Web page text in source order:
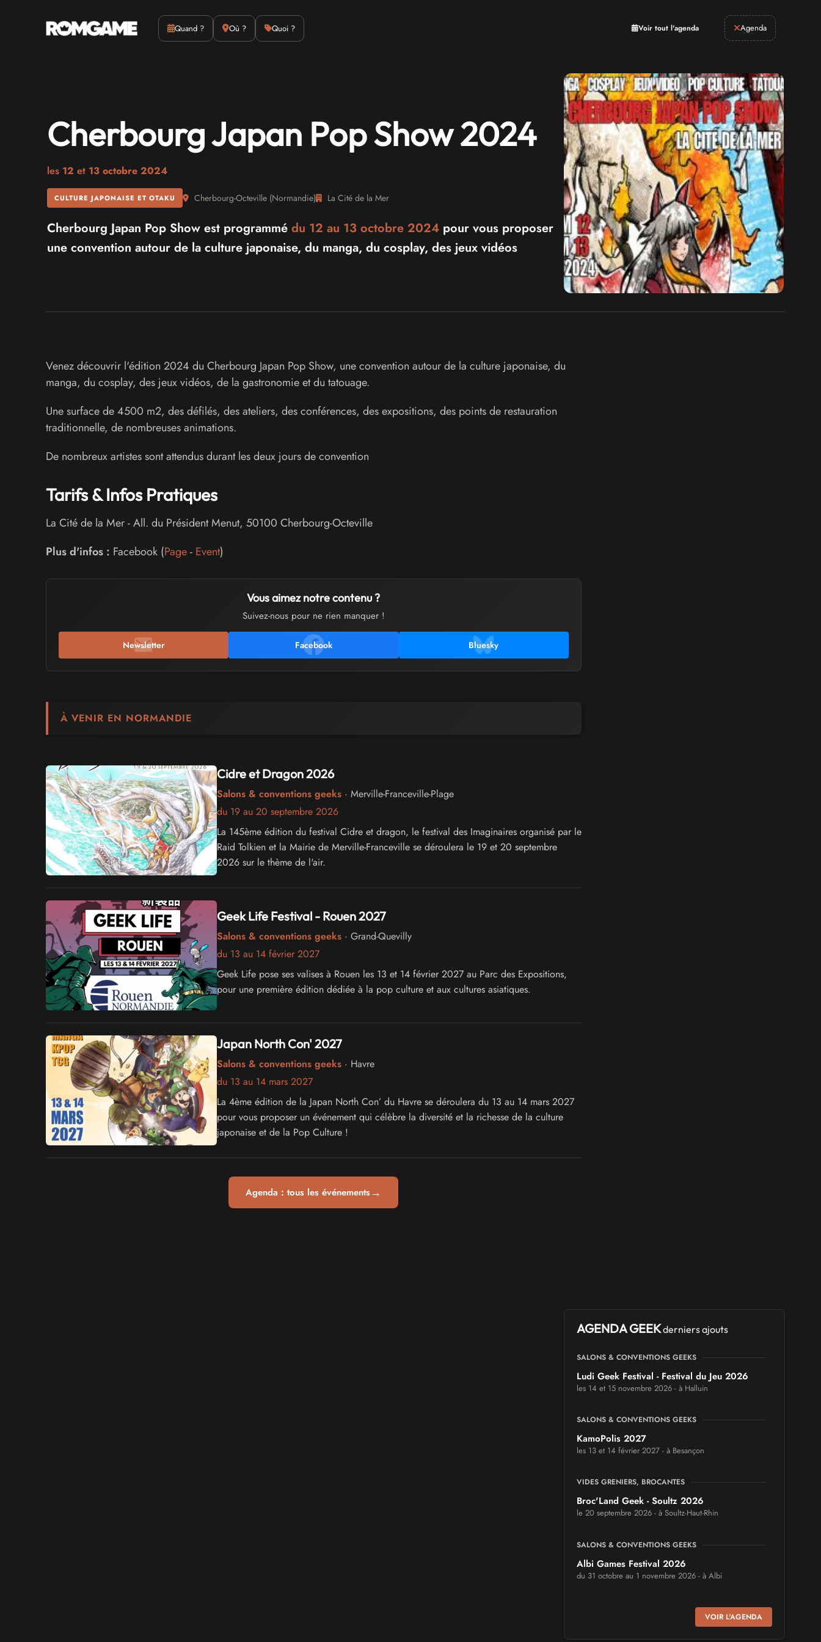
Quand ? Où ? Quoi ? Voir tout l'agenda
Actus Culture Emulation Agenda
Cherbourg Japan Pop Show 2024
les 12 et 13 octobre 2024
CULTURE JAPONAISE ET OTAKU Cherbourg-Octeville(Normandie) La Cité de la Mer
Cherbourg Japan Pop Show est programmé du 12 au 13 octobre 2024pour vous proposer
une convention autour de la culture japonaise, du manga, du cosplay, des jeux vidéos
Venez découvrir l'édition 2024 du Cherbourg Japan Pop Show, une convention autour de la culture japonaise, du
manga, du cosplay, des jeux vidéos, de la gastronomie et du tatouage.
Une surface de 4500 m2, des défilés, des ateliers, des conférences, des expositions, des points de restauration
traditionnelle, de nombreuses animations.
De nombreux artistes sont attendus durant les deux jours de convention
Tarifs & Infos Pratiques
La Cité de la Mer-All. du Président Menut, 50100 Cherbourg-Octeville
Plus d'infos : Facebook (Page- Event)
Vous aimez notre contenu ?
Suivez-nous pour ne rien manquer !
Newsletter Facebook Bluesky
À VENIR EN NORMANDIE
Cidre et Dragon 2026
Salons & conventions geeks· Merville-Franceville-Plage
du 19 au 20 septembre 2026
La 145ème édition du festival Cidre et dragon, le festival des Imaginaires organisé par le
Raid Tolkien et la Mairie de Merville-Franceville se déroulera le 19 et 20 septembre
2026 sur le thème de l'air.
Geek Life Festival - Rouen 2027
Salons & conventions geeks· Grand-Quevilly
du 13 au 14 février 2027
Geek Life pose ses valises à Rouen les 13 et 14 février 2027 au Parc des Expositions,
pour une première édition dédiée à la pop culture et aux cultures asiatiques.
Japan North Con' 2027
Salons & conventions geeks· Havre
du 13 au 14 mars 2027
La 4ème édition de la Japan North Con’ du Havre se déroulera du 13 au 14 mars 2027
pour vous proposer un événement qui célèbre la diversité et la richesse de la culture
japonaise et de la Pop Culture !
Agenda : tous les événements→
AGENDA GEEKderniers ajouts
SALONS & CONVENTIONS GEEKS
Ludi Geek Festival - Festival du Jeu 2026
les 14 et 15 novembre 2026 - à Halluin
SALONS & CONVENTIONS GEEKS
KamoPolis 2027
les 13 et 14 février 2027 - à Besançon
VIDES GRENIERS, BROCANTES
Broc'Land Geek - Soultz 2026
le 20 septembre 2026 - à Soultz-Haut-Rhin
SALONS & CONVENTIONS GEEKS
Albi Games Festival 2026
du 31 octobre au 1 novembre 2026 - à Albi
SALONS & CONVENTIONS GEEKS
Virtual Calais - salon du jeu vidéo et des
loisirs numériques 2026
VOIR L'AGENDA